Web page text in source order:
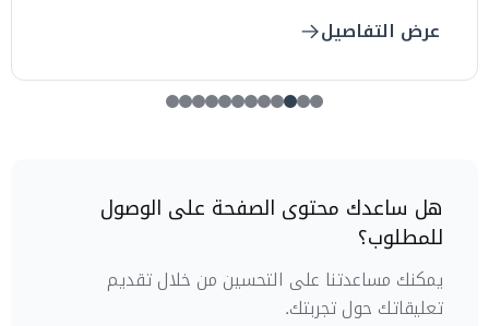
عرض التفاصيل
هل ساعدك محتوى الصفحة على الوصول
للمطلوب؟
يمكنك مساعدتنا على التحسين من خلال تقديم
تعليقاتك حول تجربتك.